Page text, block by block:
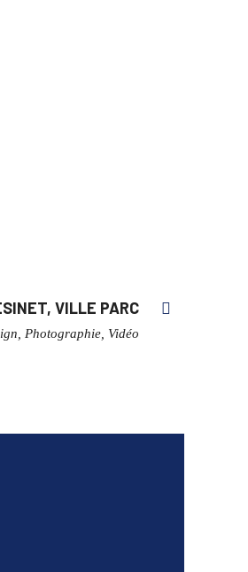
VILLE PARC
Photographie, Vidéo